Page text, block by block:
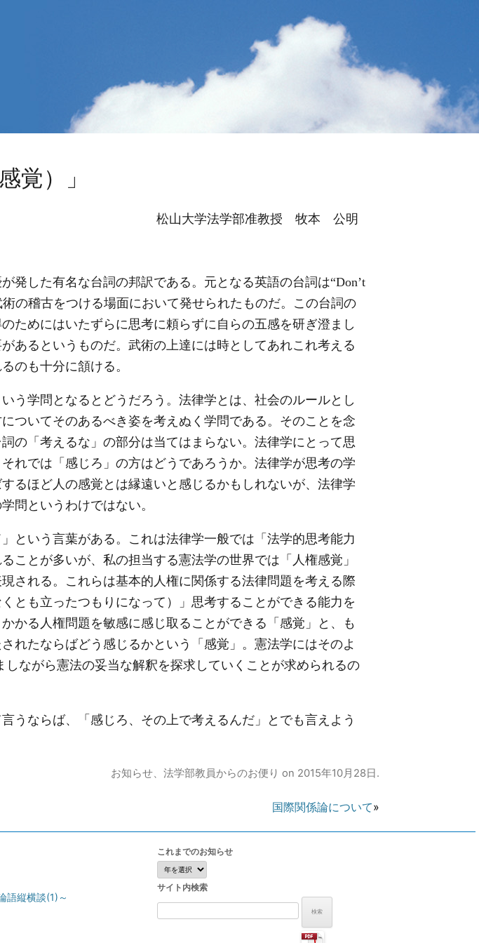
覚）」
松山大学法学部准教授 牧本 公明
発した有名な台詞の邦訳である。元となる英語の台詞は“Don’t
の稽古をつける場面において発せられたものだ。この台詞の
ためにはいたずらに思考に頼らずに自らの五感を研ぎ澄まし
あるというものだ。武術の上達には時としてあれこれ考える
のも十分に頷ける。
う学問となるとどうだろう。法律学とは、社会のルールとし
ついてそのあるべき姿を考えぬく学問である。そのことを念
の「考えるな」の部分は当てはまらない。法律学にとって思
れでは「感じろ」の方はどうであろうか。法律学が思考の学
るほど人の感覚とは縁遠いと感じるかもしれないが、法律学
問というわけではない。
という言葉がある。これは法律学一般では「法学的思考能力
ことが多いが、私の担当する憲法学の世界では「人権感覚」
される。これらは基本的人権に関係する法律問題を考える際
とも立ったつもりになって）」思考することができる能力を
かる人権問題を敏感に感じ取ることができる「感覚」と、も
れたならばどう感じるかという「感覚」。憲法学にはそのよ
しながら憲法の妥当な解釈を探求していくことが求められるの
うならば、「感じろ、その上で考えるんだ」とでも言えよう
お知らせ、法学部教員からのお便り on 2015年10月28日.
国際関係論について»
語縦横談(1)～
これまでのお知らせ
こ
れ
ま
で
の
サイト内検索
検
索: